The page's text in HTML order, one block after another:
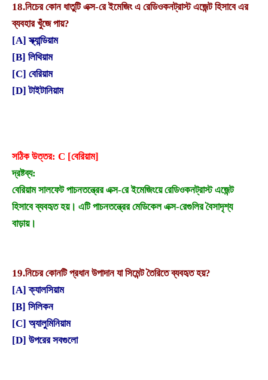
18.নিচের কোন ধাতুটি এক্স-রে ইমেজিং এ রেডিওকনট্রাস্ট এজেন্ট হিসাবে এর
ব্যবহার খুঁজে পায়?
[A] স্ক্যান্ডিয়াম
[B] লিথিয়াম
[C] বেরিয়াম
[D] টাইটানিয়াম
সঠিক উত্তর: C [বেরিয়াম]
দ্রষ্টব্য:
বেরিয়াম সালফেট পাচনতন্ত্রের এক্স-রে ইমেজিংয়ে রেডিওকনট্রাস্ট এজেন্ট
হিসাবে ব্যবহৃত হয়। এটি পাচনতন্ত্রের মেডিকেল এক্স-রেগুলির বৈসাদৃশ্য
বাড়ায়।
19.নিচের কোনটি প্রধান উপাদান যা সিমেন্ট তৈরিতে ব্যবহৃত হয়?
[A] ক্যালসিয়াম
[B] সিলিকন
[C] অ্যালুমিনিয়াম
[D] উপরের সবগুলো